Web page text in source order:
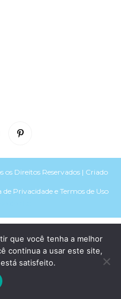
os Direitos Reservados | Criado
de Privacidade e Termos de Uso
que você tenha a melhor
continua a usar este site,
satisfeito.